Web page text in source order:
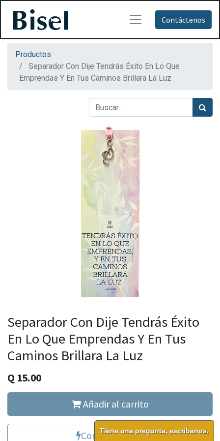
Contáctenos
Productos
Separador Con Dije Tendrás Éxito En Lo Que
Emprendas Y En Tus Caminos Brillara La Luz
Separador Con Dije Tendrás Éxito
En Lo Que Emprendas Y En Tus
Caminos Brillara La Luz
Q 15.00
Añadir al carrito
Comprar ahora
Tiene una pregunta, escríbanos.